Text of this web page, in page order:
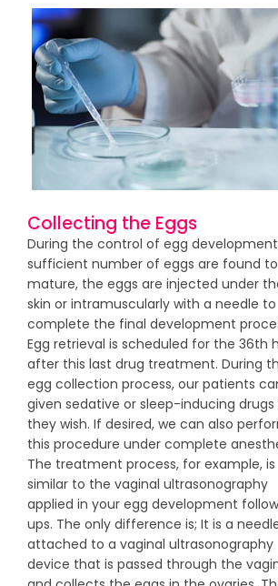
Collecting the Eggs
During the control of egg
sufficient number of eggs are found
mature, the eggs are injected under
skin or intramuscularly with a needle to
complete the final development
Egg retrieval is scheduled for the 36th
after this last drug treatment. During
egg collection process, our patients
given sedative or sleep-inducing drugs
they wish. If desired, we can also
this procedure under complete
The treatment process, for example, is
similar to the vaginal ultrasonography
applied in your egg development
ups. The only difference is; It is a
attached to a vaginal ultrasonography
device that is passed through the